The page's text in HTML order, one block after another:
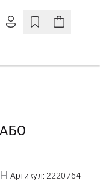
КАБИНЕТ
ЗАПИСЬ
Артикул: 2220764